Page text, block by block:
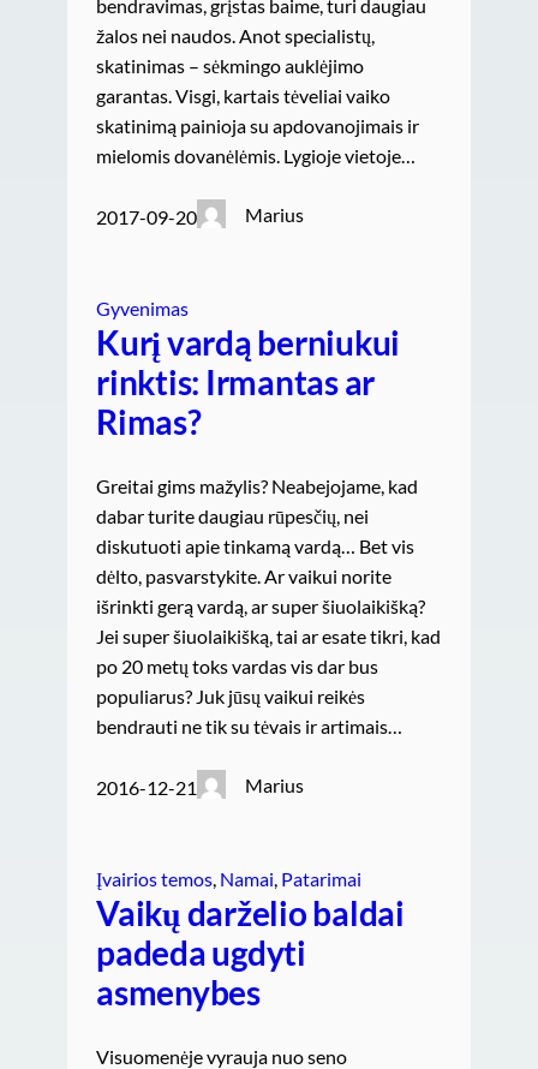
bendravimas, grįstas baime, turi daugiau
žalos nei naudos. Anot specialistų,
skatinimas – sėkmingo auklėjimo
garantas. Visgi, kartais tėveliai vaiko
skatinimą painioja su apdovanojimais ir
mielomis dovanėlėmis. Lygioje vietoje…
2017-09-20 Marius
Gyvenimas
Kurį vardą berniukui
rinktis: Irmantas ar
Rimas?
Greitai gims mažylis? Neabejojame, kad
dabar turite daugiau rūpesčių, nei
diskutuoti apie tinkamą vardą… Bet vis
dėlto, pasvarstykite. Ar vaikui norite
išrinkti gerą vardą, ar super šiuolaikišką?
Jei super šiuolaikišką, tai ar esate tikri, kad
po 20 metų toks vardas vis dar bus
populiarus? Juk jūsų vaikui reikės
bendrauti ne tik su tėvais ir artimais…
2016-12-21 Marius
Įvairios temos, Namai, Patarimai
Vaikų darželio baldai
padeda ugdyti
asmenybes
Visuomenėje vyrauja nuo seno